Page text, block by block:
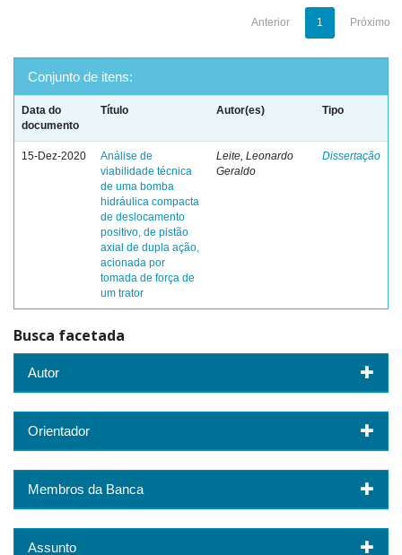
Anterior 1 Próximo
Conjunto de itens:
Data do
documento
Título Autor(es) Tipo
15-Dez-2020
Análise de
viabilidade técnica
de uma bomba
hidráulica compacta
de deslocamento
positivo, de pistão
axial de dupla ação,
acionada por
tomada de força de
um trator
Leite, Leonardo
Geraldo
Dissertação
Busca facetada
Autor
Orientador
Membros da Banca
Assunto